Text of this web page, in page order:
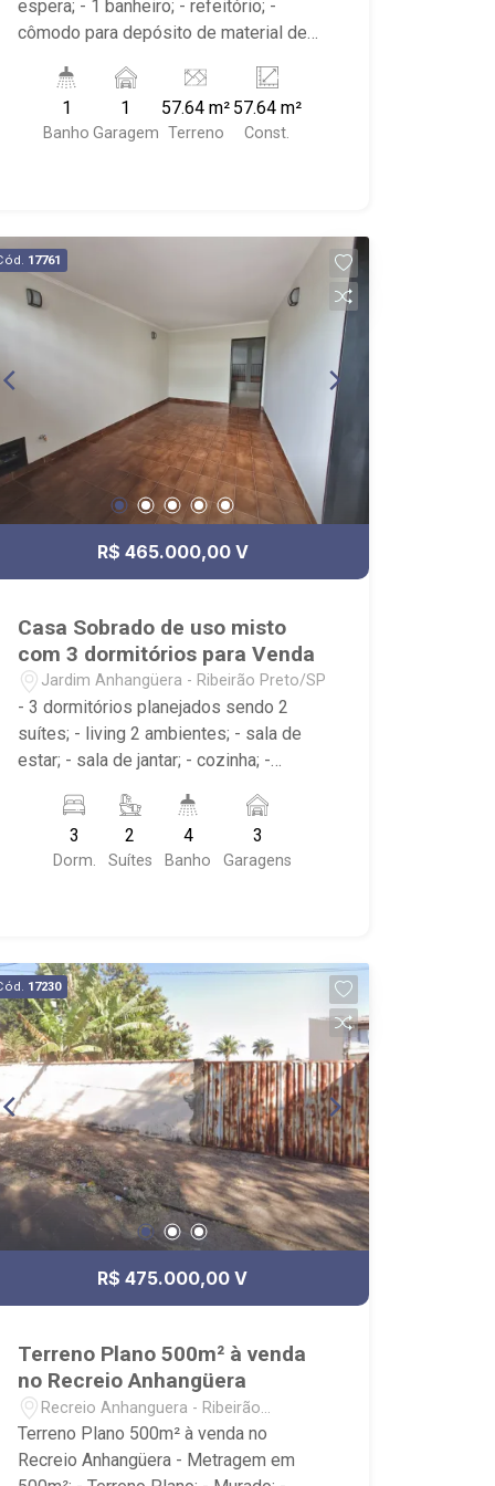
espera; - 1 banheiro; - refeitório; -
cômodo para depósito de material de
coberta; - próximo ao Barbados Praia
Bar, Thor Volvo, Ortovel Ford
1
Banho
1
Garagem
57.64 m²
Terreno
57.64 m²
Const.
17761
R$ 465.000,00 V
Casa Sobrado de uso misto
com 3 dormitórios para Venda
Jardim Anhangüera - Ribeirão Preto/SP
- 3 dormitórios planejados sendo 2
suítes; - living 2 ambientes; - sala de
estar; - sala de jantar; - cozinha; -
despensa; - área de serviço; - 4
banheiros; - lavabo; - Próximo à
Panificadora Lua Nova, Studio Botelho,
3
Dorm.
2
Suítes
4
Banho
3
Garagens
17230
R$ 475.000,00 V
Terreno Plano 500m² à venda
no Recreio Anhangüera
Recreio Anhanguera - Ribeirão
Preto/SP
Terreno Plano 500m² à venda no
Recreio Anhangüera - Metragem em